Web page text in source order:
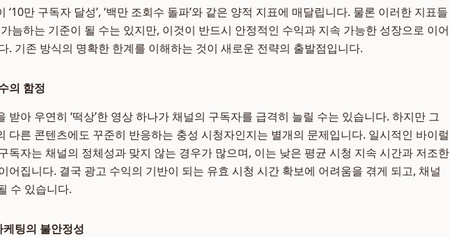
‘10만 구독자 달성’, ‘백만 조회수 돌파’와 같은 양적 지표에 매달립니다. 물론 이러한 지표들
늠하는 기준이 될 수는 있지만, 이것이 반드시 안정적인 수익과 지속 가능한 성장으로 이어
. 기존 방식의 명확한 한계를 이해하는 것이 새로운 전략의 출발점입니다.
의 함정
받아 우연히 ‘떡상’한 영상 하나가 채널의 구독자를 급격히 늘릴 수는 있습니다. 하지만 그
다른 콘텐츠에도 꾸준히 반응하는 충성 시청자인지는 별개의 문제입니다. 일시적인 바이럴
독자는 채널의 정체성과 맞지 않는 경우가 많으며, 이는 낮은 평균 시청 지속 시간과 저조한
어집니다. 결국 광고 수익의 기반이 되는 유효 시청 시간 확보에 어려움을 겪게 되고, 채널
수 있습니다.
팅의 불안정성